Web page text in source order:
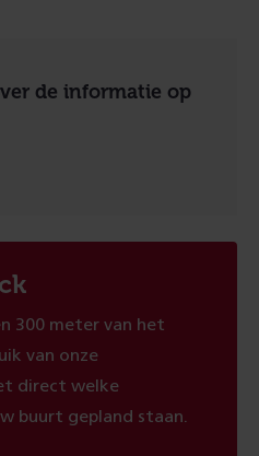
de informatie op
300 meter van het
van onze
direct welke
buurt gepland staan.